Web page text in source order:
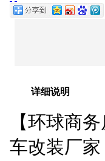
详细说明
【环球商
车改装厂